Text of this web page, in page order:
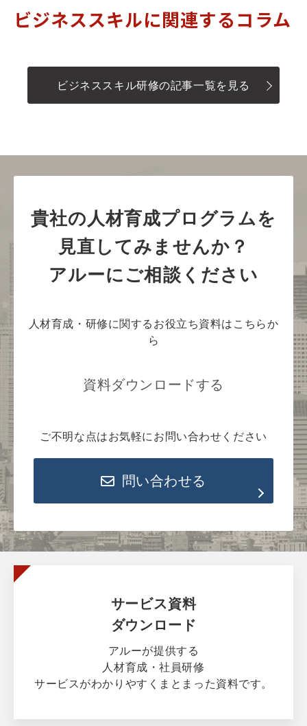
ビジネススキルに関連するコラム
ビジネススキル研修の記事一覧を見る
貴社の人材育成プログラムを
見直してみませんか？
アルーにご相談ください
人材育成・研修に関するお役立ち資料はこちらか
ら
資料ダウンロードする
ご不明な点はお気軽にお問い合わせください
問い合わせる
サービス資料
ダウンロード
アルーが提供する
人材育成・社員研修
サービスがわかりやすくまとまった資料です。